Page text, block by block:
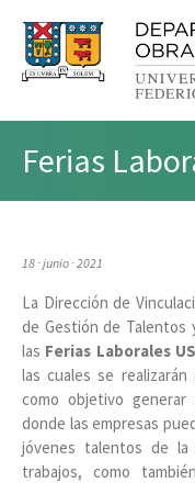
Ferias
18 · junio · 2021
La Dirección de
de Gestión de Talentos
las Ferias Laborales
las cuales se
como objetivo generar
donde las empresas
jóvenes talentos de la
trabajos, como